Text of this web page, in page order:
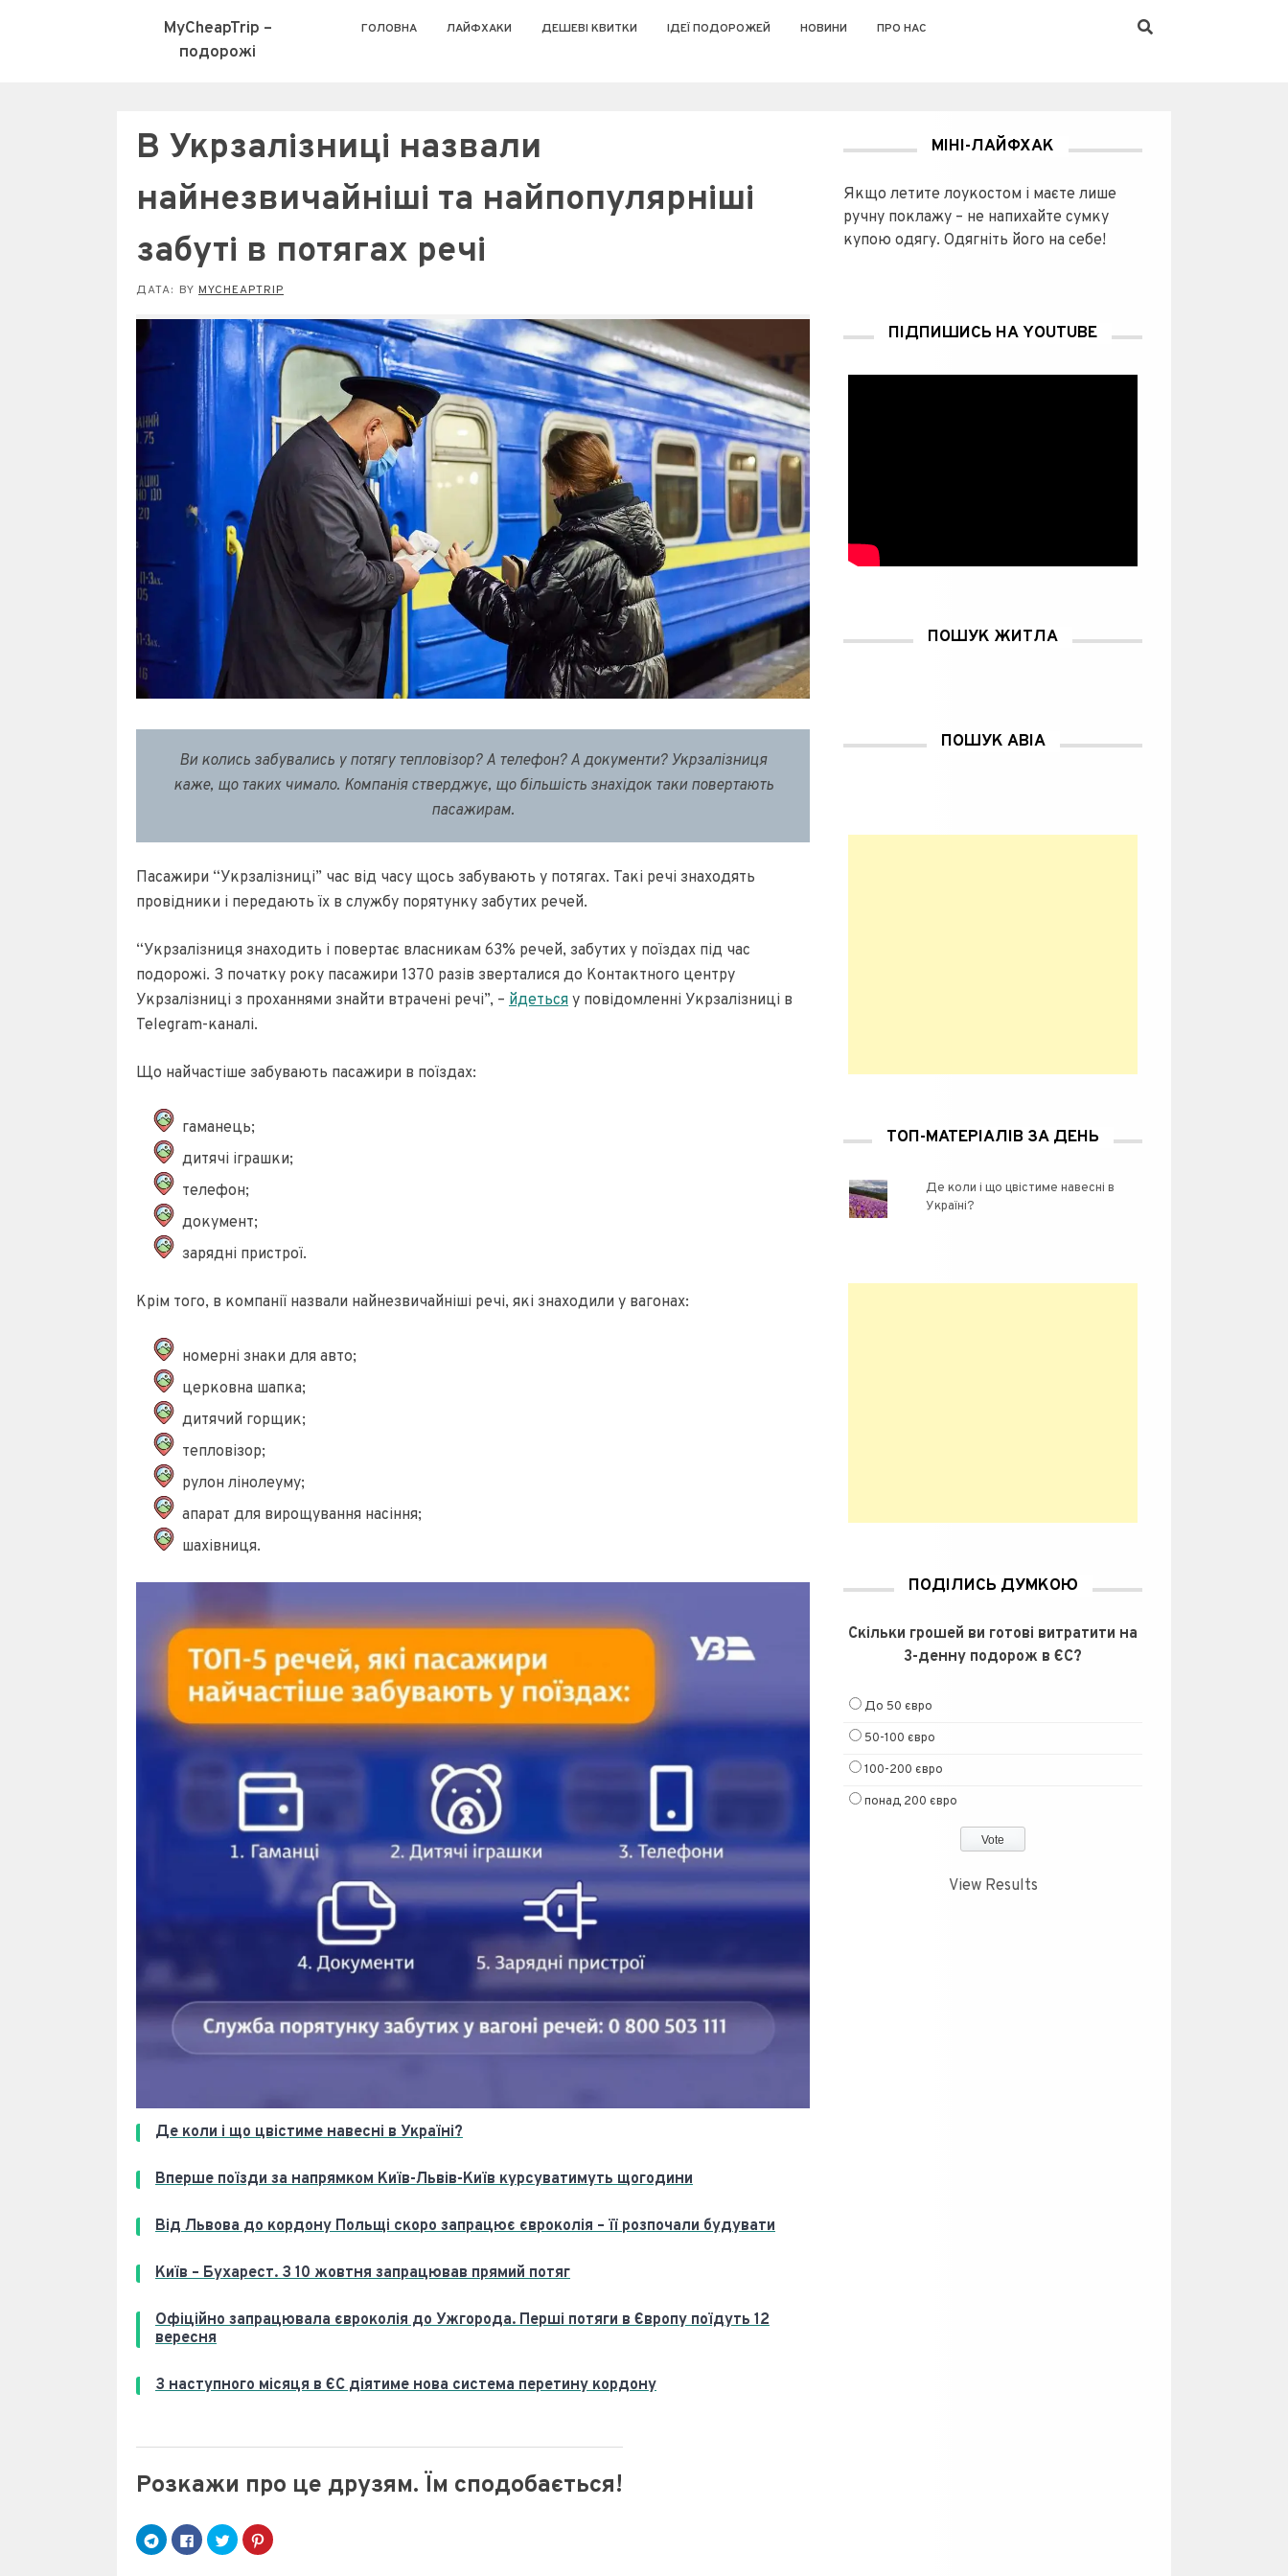
MyCheapTrip –
подорожі
ГОЛОВНА ЛАЙФХАКИ ДЕШЕВІ КВИТКИ ІДЕЇ ПОДОРОЖЕЙ НОВИНИ ПРО НАС
В Укрзалізниці назвали
найнезвичайніші та найпопулярніші
забуті в потягах речі
ДАТА: BY MYCHEAPTRIP
Ви колись забувались у потягу тепловізор? А телефон? А документи? Укрзалізниця
каже, що таких чимало. Компанія стверджує, що більшість знахідок таки повертають
пасажирам.
Пасажири “Укрзалізниці” час від часу щось забувають у потягах. Такі речі знаходять
провідники і передають їх в службу порятунку забутих речей.
“Укрзалізниця знаходить і повертає власникам 63% речей, забутих у поїздах під час
подорожі. З початку року пасажири 1370 разів зверталися до Контактного центру
Укрзалізниці з проханнями знайти втрачені речі”, – йдеться у повідомленні Укрзалізниці в
Telegram-каналі.
Що найчастіше забувають пасажири в поїздах:
гаманець;
дитячі іграшки;
телефон;
документ;
зарядні пристрої.
Крім того, в компанії назвали найнезвичайніші речі, які знаходили у вагонах:
номерні знаки для авто;
церковна шапка;
дитячий горщик;
тепловізор;
рулон лінолеуму;
апарат для вирощування насіння;
шахівниця.
Де коли і що цвістиме навесні в Україні?
Вперше поїзди за напрямком Київ-Львів-Київ курсуватимуть щогодини
Від Львова до кордону Польщі скоро запрацює євроколія – її розпочали будувати
Київ – Бухарест. З 10 жовтня запрацював прямий потяг
Офіційно запрацювала євроколія до Ужгорода. Перші потяги в Європу поїдуть 12
вересня
З наступного місяця в ЄС діятиме нова система перетину кордону
Розкажи про це друзям. Їм сподобається!
C
l
C
l
C
l
Н
а
МІНІ-ЛАЙФХАК
Якщо летите лоукостом і маєте лише
ручну поклажу – не напихайте сумку
купою одягу. Одягніть його на себе!
ПІДПИШИСЬ НА YOUTUBE
ПОШУК ЖИТЛА
ПОШУК АВІА
ТОП-МАТЕРІАЛІВ ЗА ДЕНЬ
Де коли і що цвістиме навесні в
Україні?
ПОДІЛИСЬ ДУМКОЮ
Скільки грошей ви готові витратити на
3-денну подорож в ЄС?
До 50 євро
50-100 євро
100-200 євро
понад 200 євро
View Results